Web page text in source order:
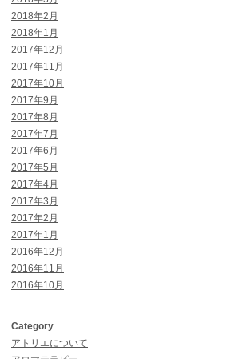
2018年2月
2018年1月
2017年12月
2017年11月
2017年10月
2017年9月
2017年8月
2017年7月
2017年6月
2017年5月
2017年4月
2017年3月
2017年2月
2017年1月
2016年12月
2016年11月
2016年10月
Category
アトリエについて